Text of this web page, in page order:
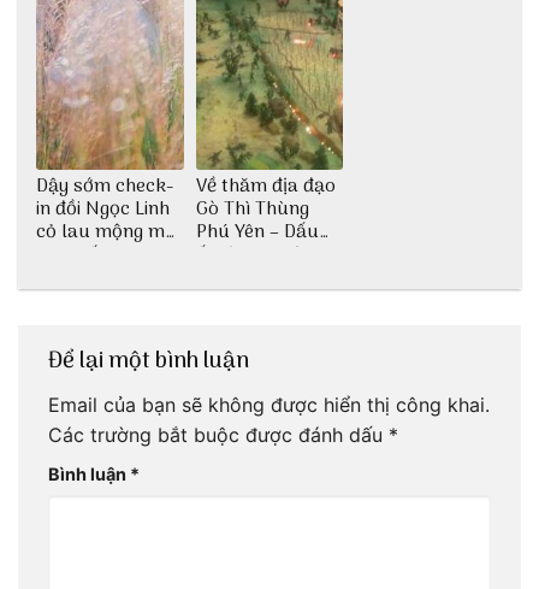
Dậy sớm check-
in đồi Ngọc Linh
cỏ lau mộng mơ
tại Huế nè bạn
Về thăm địa đạo
Gò Thì Thùng
Phú Yên – Dấu
ấn lịch sử còn
Để lại một bình luận
Email của bạn sẽ không được hiển thị công khai.
Các trường bắt buộc được đánh dấu *
Bình luận *